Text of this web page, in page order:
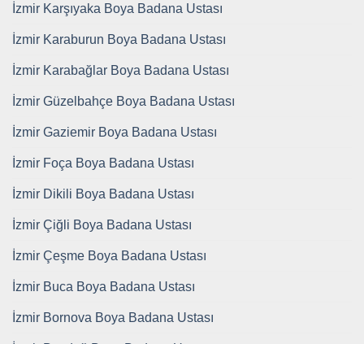
İzmir Karşıyaka Boya Badana Ustası
İzmir Karaburun Boya Badana Ustası
İzmir Karabağlar Boya Badana Ustası
İzmir Güzelbahçe Boya Badana Ustası
İzmir Gaziemir Boya Badana Ustası
İzmir Foça Boya Badana Ustası
İzmir Dikili Boya Badana Ustası
İzmir Çiğli Boya Badana Ustası
İzmir Çeşme Boya Badana Ustası
İzmir Buca Boya Badana Ustası
İzmir Bornova Boya Badana Ustası